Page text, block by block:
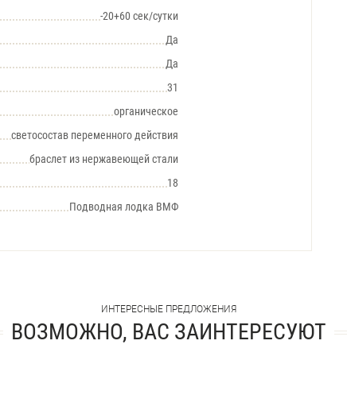
-20+60 сек/сутки
Да
Да
31
органическое
светосостав переменного действия
браслет из нержавеющей стали
18
Подводная лодка ВМФ
ИНТЕРЕСНЫЕ ПРЕДЛОЖЕНИЯ
ВОЗМОЖНО, ВАС ЗАИНТЕРЕСУЮТ